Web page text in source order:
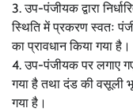
3. उप-पंजीयक द्वारा
स्थिति में प्रकरण स्वतः
का प्रावधान किया गया है।
4. उप-पंजीयक पर लगाए
गया है तथा दंड की वसूली
गया है।